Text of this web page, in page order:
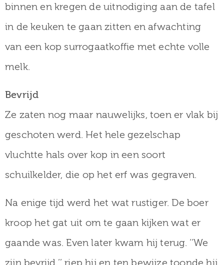
binnen en kregen de uitnodiging aan de tafel
in de keuken te gaan zitten en afwachting
van een kop surrogaatkoffie met echte volle
melk.
Bevrijd
Ze zaten nog maar nauwelijks, toen er vlak bij
geschoten werd. Het hele gezelschap
vluchtte hals over kop in een soort
schuilkelder, die op het erf was gegraven.
Na enige tijd werd het wat rustiger. De boer
kroop het gat uit om te gaan kijken wat er
gaande was. Even later kwam hij terug. ‘‘We
zijn bevrijd,’’ riep hij en ten bewijze toonde hij